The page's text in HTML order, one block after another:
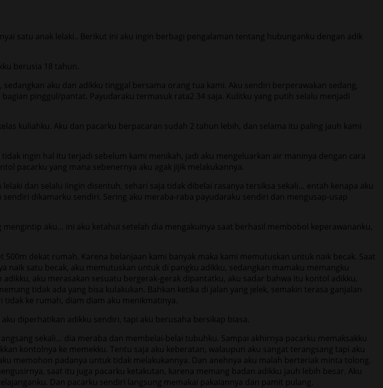
satu anak lelaki.. Berikut ini aku ingin berbagi pengalaman tentang hubunganku dengan adik
berusia 18 tahun.
aku dan adikku tinggal bersama orang tua kami. Aku sendiri berperawakan sedang,
pinggul/pantat. Payudaraku termasuk rata2 34 saja. Kulitku yang putih selalu menjadi
kuliahku. Aku dan pacarku berpacaran sudah 2 tahun lebih, dan selama itu paling jauh kami
ingin hal itu terjadi sebelum kami menikah, jadi aku mengeluarkan air maninya dengan cara
pacarku yang mana sebenernya aku agak jijik melakukannya.
dan selalu iingin disentuh, sehari saja tidak dibelai rasanya tersiksa sekali… entah kenapa aku
dikamarku sendiri. Sering aku meraba-raba payudaraku sendiri dan mengusap-usap
aku… ini aku ketahui setelah dia mengakuinya saat berhasil membobol keperawananku,
dekat rumah. Karena belanjaan kami banyak maka kami memutuskan untuk naik becak. Saat
naik satu becak, aku memutuskan untuk di pangku adikku, sedangkan mamaku memangku
aku merasakan sesuatu bergerak-gerak dipantatku, aku sadar bahwa itu kontol adikku,
tidak ada yang bisa kulakukan. Bahkan ketika di jalan yang jelek, semakin terasa ganjalan
ke rumah, diam diam aku menikmatinya.
diperhatikan adikku sendiri, tapi aku berusaha bersikap biasa.
sekali… dia meraba dan membelai-belai tubuhku. Sampai akhirnya pacarku memaksakku
kontolnya ke memekku. Tentu saja aku keberatan, walaupun aku sangat terangsang tapi aku
memohon padanya untuk tidak melakukannya. Dan anehnya aku malah berteriak minta tolong.
saat itu juga pacarku ketakutan, karena memang badan adikku jauh lebih besar. Aku
Dan pacarku sendiri langsung memakai pakaiannya dan pamit pulang.